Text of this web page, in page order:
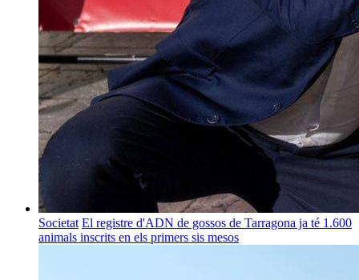
Societat El registre d'ADN de gossos de Tarragona ja té 1.600
animals inscrits en els primers sis mesos